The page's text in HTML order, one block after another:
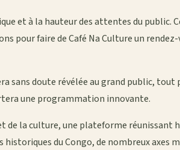
et à la hauteur des attentes du public.
pour faire de Café Na Culture un
sans doute révélée au grand public, tout
une programmation innovante.
de la culture, une plateforme réunissant
historiques du Congo, de nombreux axes